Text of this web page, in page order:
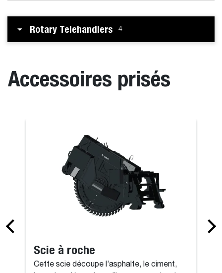
Rotary Telehandlers 4
Accessoires prisés
Scie à roche
Cette scie découpe l’asphalte, le ciment,